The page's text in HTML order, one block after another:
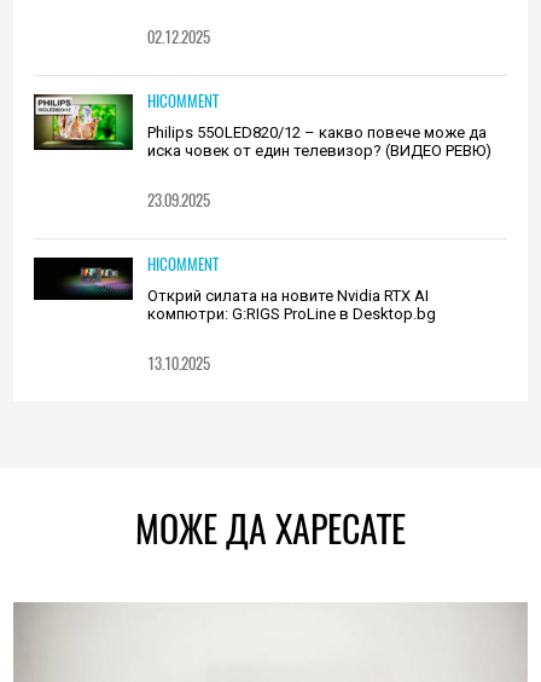
02.12.2025
HICOMMENT
Philips 55OLED820/12 – какво повече може да
иска човек от един телевизор? (ВИДЕО РЕВЮ)
23.09.2025
HICOMMENT
Открий силата на новите Nvidia RTX AI
компютри: G:RIGS ProLine в Desktop.bg
13.10.2025
МОЖЕ ДА ХАРЕСАТЕ